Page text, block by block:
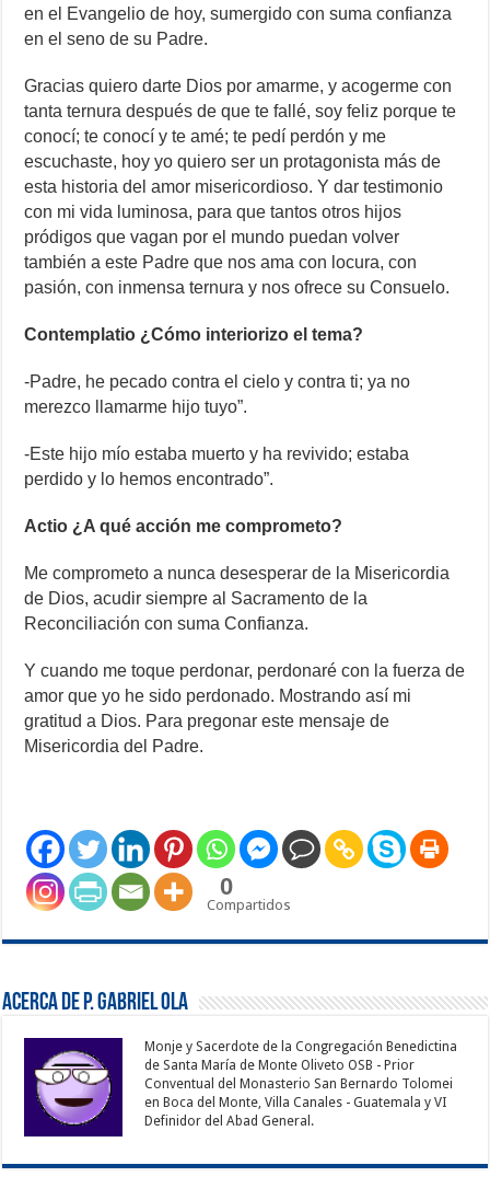
en el Evangelio de hoy, sumergido con suma confianza
en el seno de su Padre.
Gracias quiero darte Dios por amarme, y acogerme con
tanta ternura después de que te fallé, soy feliz porque te
conocí; te conocí y te amé; te pedí perdón y me
escuchaste, hoy yo quiero ser un protagonista más de
esta historia del amor misericordioso. Y dar testimonio
con mi vida luminosa, para que tantos otros hijos
pródigos que vagan por el mundo puedan volver
también a este Padre que nos ama con locura, con
pasión, con inmensa ternura y nos ofrece su Consuelo.
Contemplatio ¿Cómo interiorizo el tema?
-Padre, he pecado contra el cielo y contra ti; ya no
merezco llamarme hijo tuyo”.
-Este hijo mío estaba muerto y ha revivido; estaba
perdido y lo hemos encontrado”.
Actio ¿A qué acción me comprometo?
Me comprometo a nunca desesperar de la Misericordia
de Dios, acudir siempre al Sacramento de la
Reconciliación con suma Confianza.
Y cuando me toque perdonar, perdonaré con la fuerza de
amor que yo he sido perdonado. Mostrando así mi
gratitud a Dios. Para pregonar este mensaje de
Misericordia del Padre.
0
Compartidos
Acerca de P. Gabriel Ola
Monje y Sacerdote de la Congregación Benedictina
de Santa María de Monte Oliveto OSB - Prior
Conventual del Monasterio San Bernardo Tolomei
en Boca del Monte, Villa Canales - Guatemala y VI
Definidor del Abad General.